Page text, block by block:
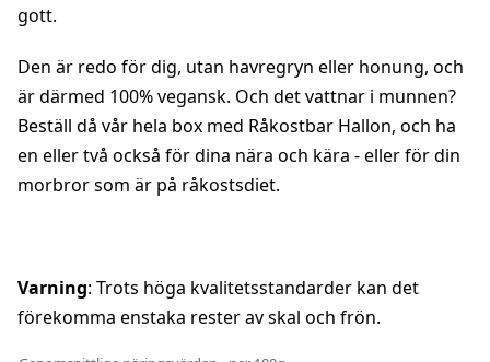
gott.
Den är redo för dig, utan havregryn eller honung, och
är därmed 100% vegansk. Och det vattnar i munnen?
Beställ då vår hela box med Råkostbar Hallon, och ha
en eller två också för dina nära och kära - eller för din
morbror som är på råkostsdiet.
Varning: Trots höga kvalitetsstandarder kan det
förekomma enstaka rester av skal och frön.